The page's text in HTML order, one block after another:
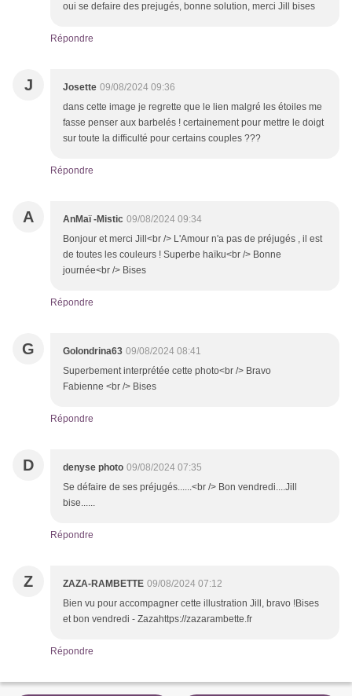
oui se defaire des prejugés, bonne solution, merci Jill bises
Répondre
J Josette 09/08/2024 09:36
dans cette image je regrette que le lien malgré les étoiles me
fasse penser aux barbelés ! certainement pour mettre le doigt
sur toute la difficulté pour certains couples ???
Répondre
A AnMaï -Mistic 09/08/2024 09:34
Bonjour et merci Jill<br /> L'Amour n'a pas de préjugés , il est
de toutes les couleurs ! Superbe haïku<br /> Bonne
journée<br /> Bises
Répondre
G Golondrina63 09/08/2024 08:41
Superbement interprétée cette photo<br /> Bravo
Fabienne <br /> Bises
Répondre
D denyse photo 09/08/2024 07:35
Se défaire de ses préjugés......<br /> Bon vendredi....Jill
bise......
Répondre
Z ZAZA-RAMBETTE 09/08/2024 07:12
Bien vu pour accompagner cette illustration Jill, bravo !Bises
et bon vendredi - Zazahttps://zazarambette.fr
Répondre